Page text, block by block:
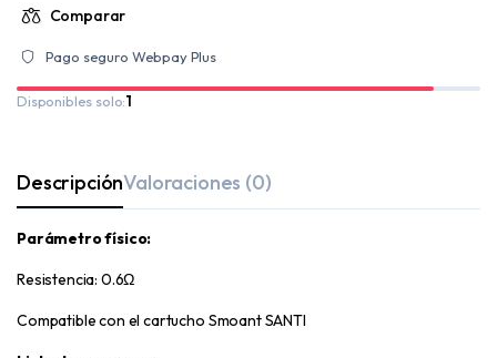
Comparar
Pago seguro Webpay Plus
Disponibles solo:1
DescripciónValoraciones (0)
Parámetro físico:
Resistencia: 0.6Ω
Compatible con el cartucho Smoant SANTI